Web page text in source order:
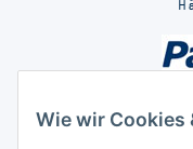
Wie wir Cookies